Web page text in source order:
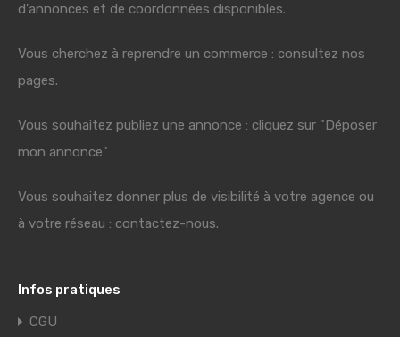
d'annonces et de coordonnées disponibles.
Vous cherchez à reprendre un commerce : consultez nos
pages.
Vous souhaitez publiez une annonce : cliquez sur "Déposer
mon annonce"
Vous souhaitez donner plus de visibilité à votre agence ou
à votre réseau : contactez-nous.
Infos pratiques
CGU